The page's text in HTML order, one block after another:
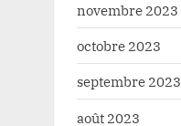
novembre 2023
octobre 2023
septembre 2023
août 2023